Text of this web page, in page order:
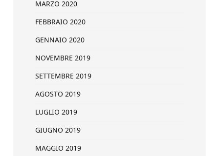
MARZO 2020
FEBBRAIO 2020
GENNAIO 2020
NOVEMBRE 2019
SETTEMBRE 2019
AGOSTO 2019
LUGLIO 2019
GIUGNO 2019
MAGGIO 2019